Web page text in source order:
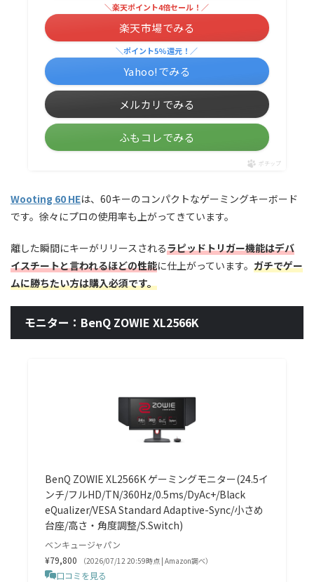
＼楽天ポイント4倍セール！／
楽天市場でみる
＼ポイント5%還元！／
Yahoo!でみる
メルカリでみる
ふもコレでみる
ポチップ
Wooting 60 HEは、60キーのコンパクトなゲーミングキーボード
です。徐々にプロの使用率も上がってきています。
離した瞬間にキーがリリースされるラピッドトリガー機能はデバ
イスチートと言われるほどの性能に仕上がっています。 ガチでゲー
ムに勝ちたい方は購入必須です。
モニター：BenQ ZOWIE XL2566K
BenQ ZOWIE XL2566K ゲーミングモニター(24.5イ
ンチ/フルHD/TN/360Hz/0.5ms/DyAc+/Black
eQualizer/VESA Standard Adaptive-Sync/小さめ
台座/高さ・角度調整/S.Switch)
ベンキュージャパン
¥79,800
（2026/07/12 20:59時点 | Amazon調べ）
口コミを見る